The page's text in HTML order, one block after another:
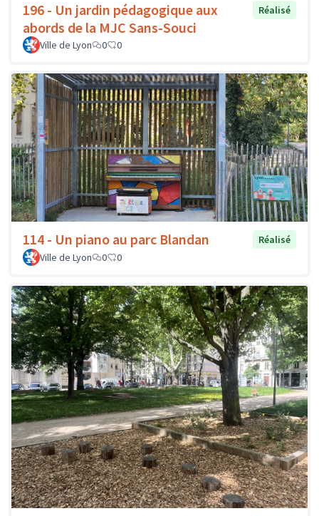
196 - Un jardin pédagogique aux
abords de la MJC Sans-Souci
Réalisé
Ville de Lyon 0 0
114 - Un piano au parc Blandan
Réalisé
Ville de Lyon
0 0